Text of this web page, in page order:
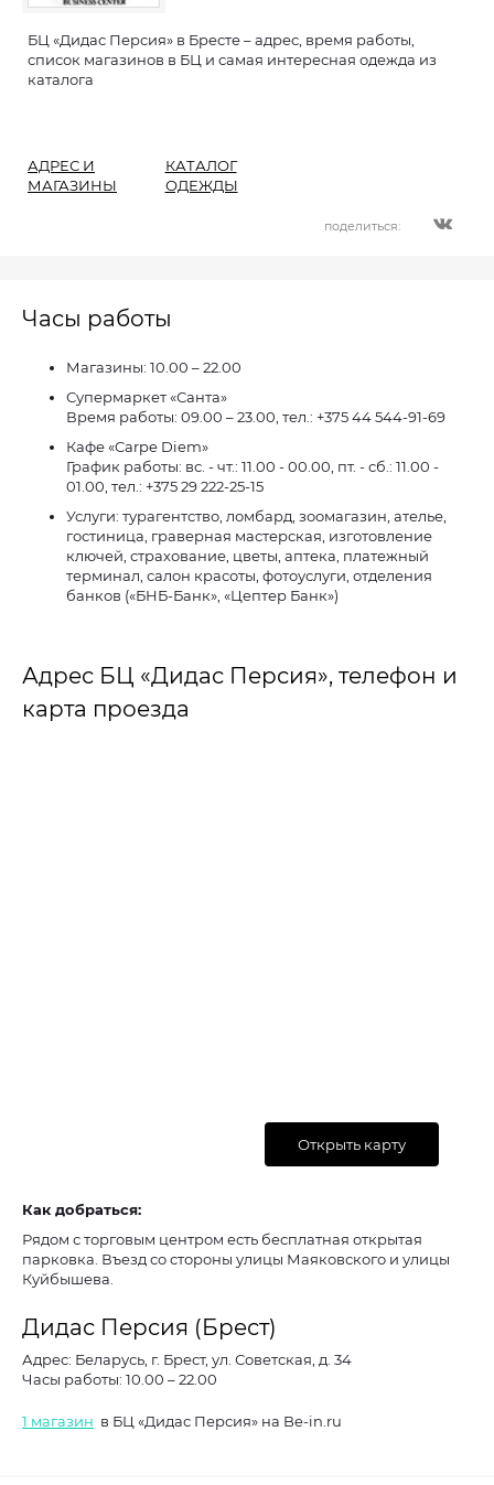
БЦ «Дидас Персия» в Бресте – адрес, время работы,
список магазинов в БЦ и самая интересная одежда из
каталога
АДРЕС И
МАГАЗИНЫ
КАТАЛОГ
ОДЕЖДЫ
поделиться:
Часы работы
Магазины: 10.00 – 22.00
Супермаркет «Санта»
Время работы: 09.00 – 23.00, тел.: +375 44 544-91-69
Кафе «Carpe Diem»
График работы: вс. - чт.: 11.00 - 00.00, пт. - сб.: 11.00 -
01.00, тел.: +375 29 222-25-15
Услуги: турагентство, ломбард, зоомагазин, ателье,
гостиница, граверная мастерская, изготовление
ключей, страхование, цветы, аптека, платежный
терминал, салон красоты, фотоуслуги, отделения
банков («БНБ-Банк», «Цептер Банк»)
Адрес БЦ «Дидас Персия», телефон и
карта проезда
Открыть карту
Как добраться:
Рядом с торговым центром есть бесплатная открытая
парковка. Въезд со стороны улицы Маяковского и улицы
Куйбышева.
Дидас Персия (Брест)
Адрес: Беларусь, г. Брест, ул. Советская, д. 34
Часы работы: 10.00 – 22.00
1 магазин в БЦ «Дидас Персия» на Be-in.ru